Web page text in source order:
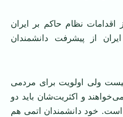
اقدامات نظام حاکم بر ايران
از پيشرفت دانشمندان
ولی اولويت برای مردمی
و اکثريت‌شان بايد دو
خود دانشمندان اتمی هم